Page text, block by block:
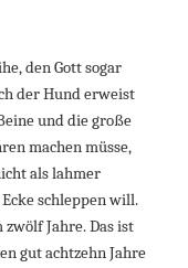
den Gott sogar
der Hund erweist
und die große
machen müsse,
als lahmer
schleppen will.
Jahre. Das ist
gut achtzehn Jahre